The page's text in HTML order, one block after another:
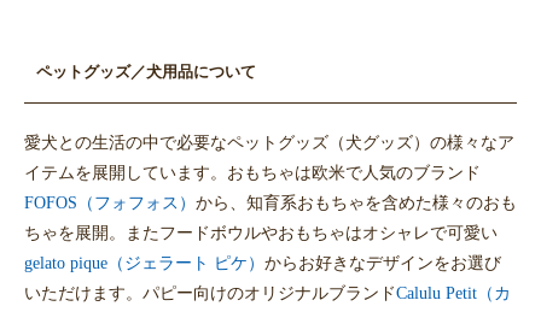
ペットグッズ／犬用品について
愛犬との生活の中で必要なペットグッズ（犬グッズ）の様々なア
イテムを展開しています。おもちゃは欧米で人気のブランド
FOFOS（フォフォス） から、知育系おもちゃを含めた様々のおも
ちゃを展開。またフードボウルやおもちゃはオシャレで可愛い
gelato pique（ジェラート ピケ） からお好きなデザインをお選び
いただけます。パピー向けのオリジナルブランドCalulu Petit（カ